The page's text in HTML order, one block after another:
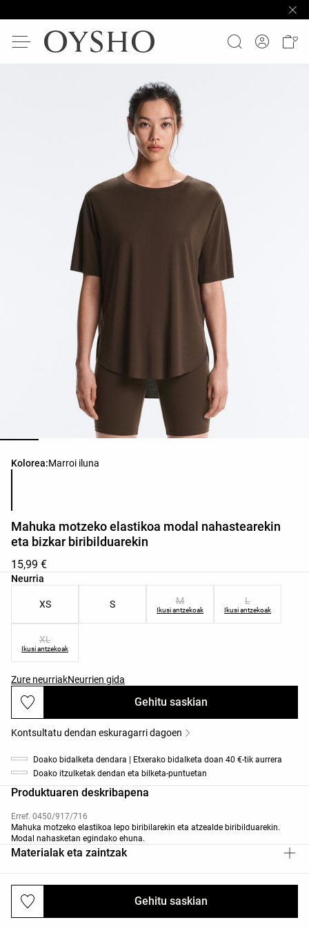
Kolorea:Marroi iluna
Produktuaren koloreen zerrenda
Mahuka motzeko elastikoa modal nahastearekin
eta bizkar biribilduarekin
15,99 €
Neurria
Produktuaren tailen zerrenda
XS S M
Ikusi antzekoak
L
Ikusi antzekoak
XL
Ikusi antzekoak
Zure neurriakNeurrien gida
Gehitu saskian
Gehitu saskian
Kontsultatu dendan eskuragarri dagoen
Doako bidalketa dendara | Etxerako bidalketa doan 40 €-tik aurrera
Doako itzulketak dendan eta bilketa-puntuetan
Produktuaren deskribapena
Erref. 0450/917/716
Mahuka motzeko elastikoa lepo biribilarekin eta atzealde biribilduarekin.
Modal nahasketan egindako ehuna.
Materialak eta zaintzak
Bidalketak eta itzultzeak